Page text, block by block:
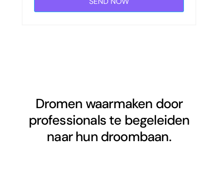
Dromen waarmaken door
professionals te begeleiden
naar hun droombaan.